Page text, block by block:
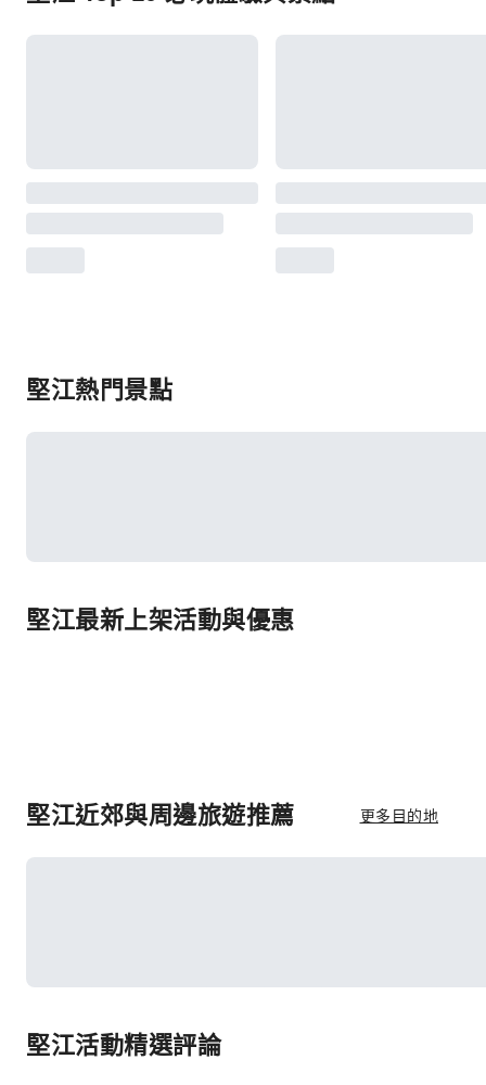
堅江熱門景點
堅江最新上架活動與優惠
堅江近郊與周邊旅遊推薦 更多目的地
堅江活動精選評論